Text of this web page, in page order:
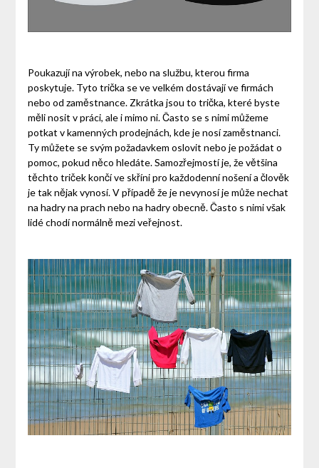
Poukazují na výrobek, nebo na službu, kterou firma
poskytuje. Tyto trička se ve velkém dostávají ve firmách
nebo od zaměstnance. Zkrátka jsou to trička, které byste
měli nosit v práci, ale i mimo ni. Často se s nimi můžeme
potkat v kamenných prodejnách, kde je nosí zaměstnanci.
Ty můžete se svým požadavkem oslovit nebo je požádat o
pomoc, pokud něco hledáte. Samozřejmostí je, že většina
těchto triček končí ve skříni pro každodenní nošení a člověk
je tak nějak vynosí. V případě že je nevynosí je může nechat
na hadry na prach nebo na hadry obecně. Často s nimi však
lidé chodí normálně mezi veřejnost.